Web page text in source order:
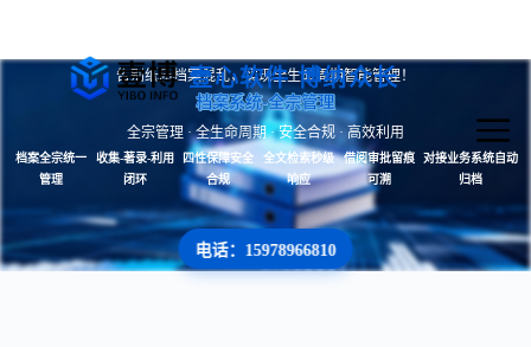
壹心软件 博纳众长
告别纸质档案混乱，实现全生命周期智能管理！
档案系统-全宗管理
全宗管理 · 全生命周期 · 安全合规 · 高效利用
档案全宗统一
管理
收集-著录-利用
闭环
四性保障安全
合规
全文检索秒级
响应
借阅审批留痕
可溯
对接业务系统自动
归档
电话：15978966810